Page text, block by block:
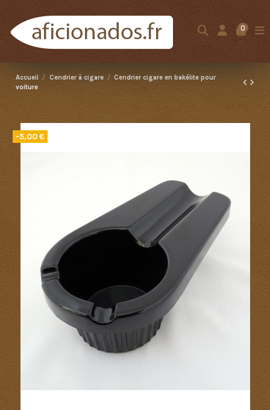
0
Accueil Cendrier à cigare
Cendrier cigare en bakélite pour
voiture
-5,00 €